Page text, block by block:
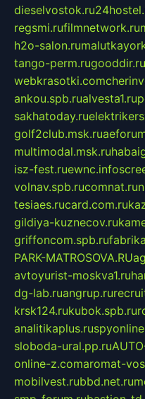
dieselvostok.ru
regsmi.rufilmnetwork.ru
h2o-salon.ru
tango-perm.rugooddir.ru
webkrasotki.com
ankou.spb.rualvesta1.ru
sakhatoday.ru
golf2club.msk.ru
multimodal.msk.ru
isz-fest.ruewnc.info
volnav.spb.rucomnat.ru
tesiaes.rucard.com.ru
gildiya-kuznecov.ru
griffoncom.spb.ru
PARK-MATROSOVA.RU
avtoyurist-moskva1.ru
dg-lab.ruangrup.ru
krsk124.rukubok.spb.ru
analitikaplus.ru
sloboda-ural.pp.ru
online-z.comaromat-
mobilvest.rubbd.net.ru